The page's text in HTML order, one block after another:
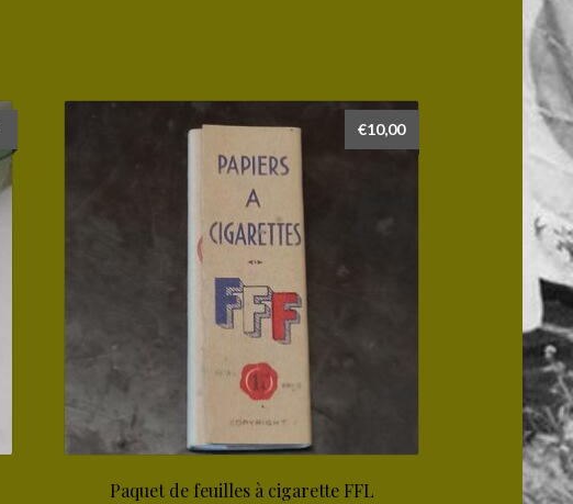
Paquet de feuilles à cigarette FFL
€10,00